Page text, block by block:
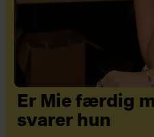
Er Mie færdig
svarer hun